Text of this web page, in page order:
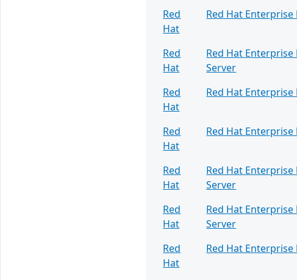
Red
Hat
Red Hat Enterprise
Red
Hat
Red Hat Enterprise
Server
Red
Hat
Red Hat Enterprise
Red
Hat
Red Hat Enterprise
Red
Hat
Red Hat Enterprise
Server
Red
Hat
Red Hat Enterprise
Server
Red
Hat
Red Hat Enterprise